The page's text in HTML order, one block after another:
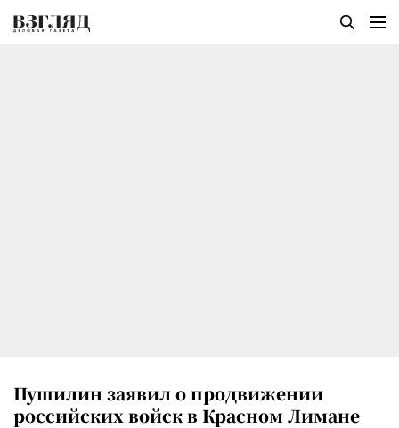
Пушилин заявил о продвижении
российских войск в Красном Лимане